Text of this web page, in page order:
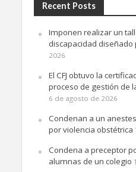
Recent Posts
Imponen realizar un
discapacidad diseñado
2026
El CFJ obtuvo la
proceso de gestión de
6 de agosto de 2026
Condenan a un
por violencia obstétrica
Condena a preceptor
alumnas de un colegio